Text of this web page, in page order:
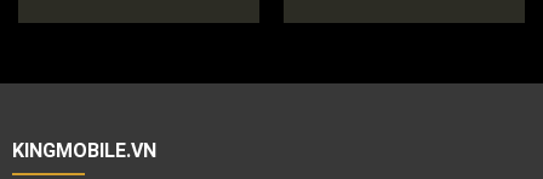
KINGMOBILE.VN